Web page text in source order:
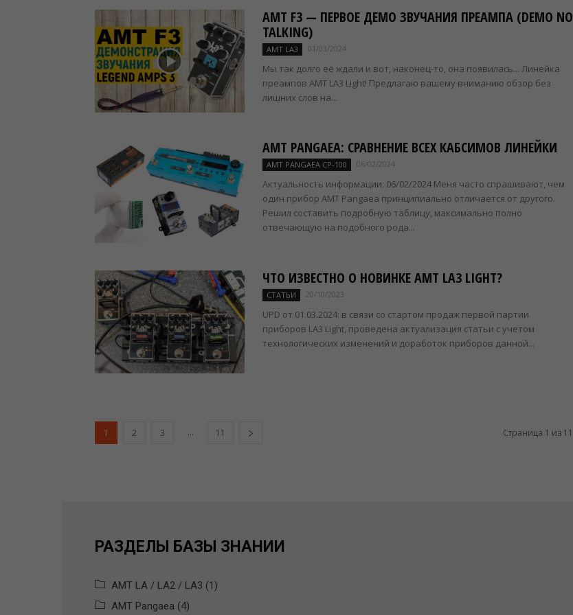
AMT F3 — ПЕРВОЕ ДЕМО ЗВУЧАНИЯ ПРЕАМПА (DEMO NO
TALKING)
AMT LA3 01/03/2024
Мы так долго её ждали и вот, наконец-то, она появилась... Линейка
преампов AMT LA3 Light! Предлагаю вашему вниманию обзор без
лишних слов на...
AMT PANGAEA: СРАВНЕНИЕ ВСЕХ КАБСИМОВ ЛИНЕЙКИ
AMT PANGAEA CP-100 06/02/2024
Актуальность информации: 06/02/2024 Меня часто спрашивают, чем
один прибор AMT Pangaea принципиально отличается от другого.
Решил составить подробную таблицу, максимально полно
отвечающую на подобного рода...
ЧТО ИЗВЕСТНО О НОВИНКЕ AMT LA3 LIGHT?
СТАТЬИ 20/10/2023
UPD от 01.03.2024: в связи со стартом продаж первой партии
приборов LA3 Light, проведена актуализация статьи с учетом
технологических изменений и доработок приборов данной...
1 2 3 ... 11 Страница 1 из 11
РАЗДЕЛЫ БАЗЫ ЗНАНИЙ
AMT LA / LA2 / LA3 (1)
AMT Pangaea (4)